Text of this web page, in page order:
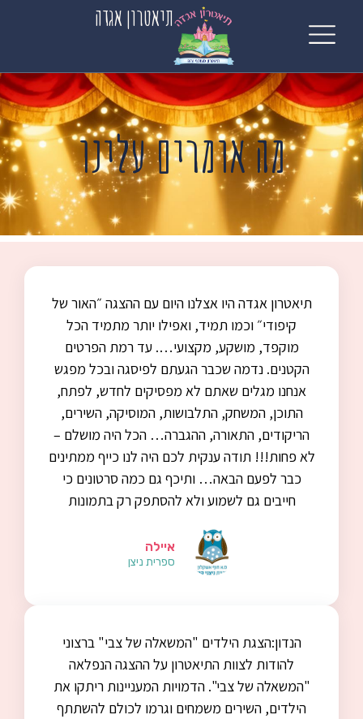
תיאטרון אגדה
מה אומרים עלינו
תיאטרון אגדה היו אצלנו היום עם ההצגה ״האור של
קיפודי״ וכמו תמיד, ואפילו יותר מתמיד הכל
מוקפד, מושקע, מקצועי…. עד רמת הפרטים
הקטנים. נדמה שכבר הגעתם לפיסגה ובכל מפגש
אנחנו מגלים שאתם לא מפסיקים לחדש, לפתח,
התוכן, המשחק, התלבושות, המוסיקה, השירים,
הריקודים, התאורה, ההגברה… הכל היה מושלם –
לא פחות!!! תודה ענקית לכם היה לנו כייף ממתינים
כבר לפעם הבאה… ותיכף גם כמה סרטונים כי
חייבים גם לשמוע ולא להסתפק רק בתמונות
איילה
ספרית ניצן
הנדון:הצגת הילדים "המשאלה של צבי" ברצוני
להודות לצוות התיאטרון על ההצגה הנפלאה
"המשאלה של צבי". הדמויות המעניינות ריתקו את
הילדים, השירים משמחים וגרמו לכולם להשתתף